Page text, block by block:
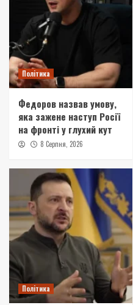
Політика
Федоров назвав умову,
яка зажене наступ Росії
на фронті у глухий кут
8 Серпня, 2026
Політика